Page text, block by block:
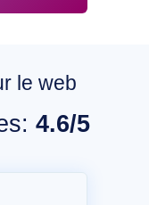
le web
4.6/5